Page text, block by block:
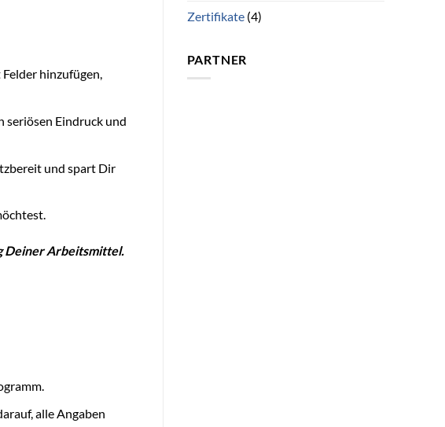
hinzufügen,
Eindruck und
und spart Dir
Deiner Arbeitsmittel.
alle Angaben
Zertifikate(4)
PARTNER